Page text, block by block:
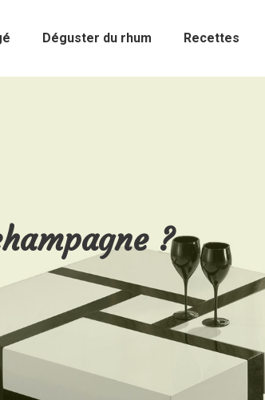
Déguster du rhum Recettes
?